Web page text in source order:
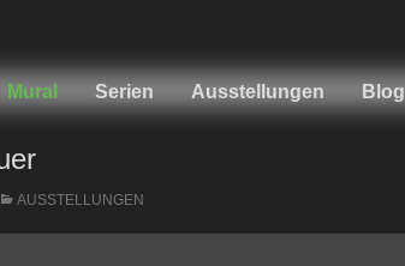
Mural Serien Ausstellungen Blog
AUSSTELLUNGEN